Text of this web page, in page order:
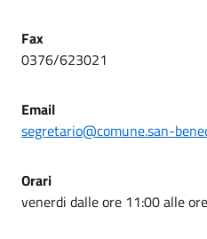
Fax
0376/623021
Email
segretario@comune.san-
Orari
venerdi dalle ore 11:00 alle